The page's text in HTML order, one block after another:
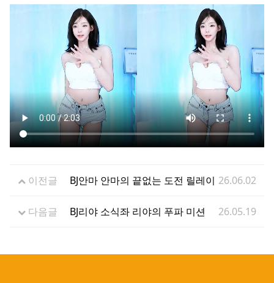
이전글 BJ안마 안마의 끝없는 도전 릴레이 26.06.02
다음글 BJ리야 소식좌 리야의 푸파 미션 26.05.19